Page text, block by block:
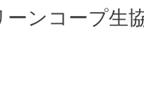
ンコープ生